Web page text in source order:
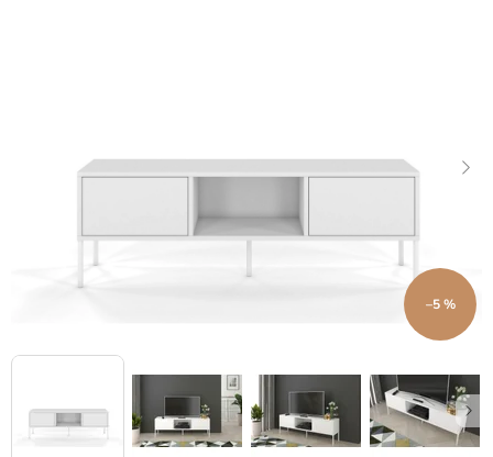
–5 %